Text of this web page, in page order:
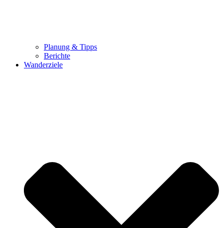
Planung & Tipps
Berichte
Wanderziele